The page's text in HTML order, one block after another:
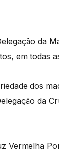
da
em todas
dos
da
Vermelha